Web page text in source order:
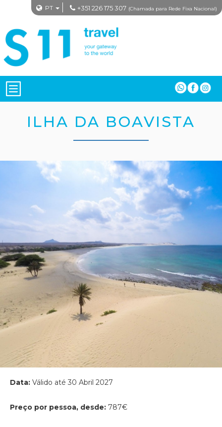
PT +351 226 175 307 (Chamada para Rede Fixa Nacional)
ILHA DA BOAVISTA
Data: Válido até 30 Abril 2027
Preço por pessoa, desde: 787€